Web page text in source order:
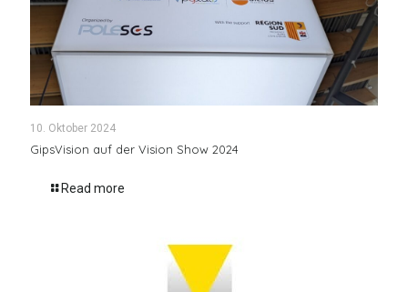
10. Oktober 2024
GipsVision auf der Vision Show 2024
Read more